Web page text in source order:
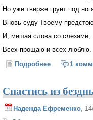
Но уже тверже грунт под
Вновь суду Твоему
И, мешая слова со слезами,
Всех прощаю и всех люблю.
Подробнее о Стали
1
Спастись из
Надежда Ефременко,